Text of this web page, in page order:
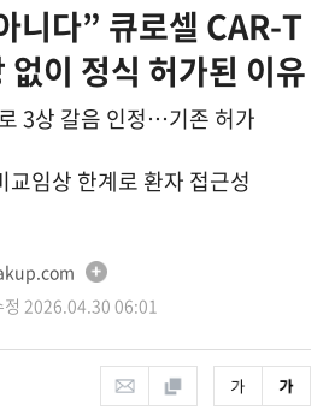
니다” 큐로셀 CAR-T
없이 정식 허가된 이유
3상 갈음 인정…기존 허가
교임상 한계로 환자 접근성
2026.04.30 06:01